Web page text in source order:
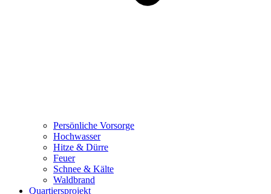
Persönliche Vorsorge
Hochwasser
Hitze & Dürre
Feuer
Schnee & Kälte
Waldbrand
Quartiersprojekt